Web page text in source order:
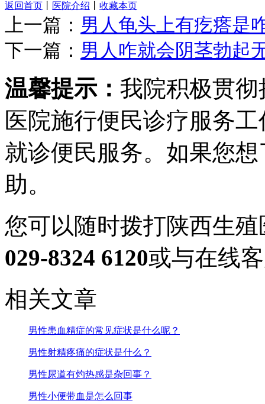
返回首页 医院介绍 收藏本页
上一篇： 男人龟头上有疙瘩是
下一篇： 男人咋就会阴茎勃起
温馨提示： 我院积极贯
医院施行便民诊疗服务
就诊便民服务。如果您
助。
您可以随时拨打陕西生
029-8324 6120或与在线
相关文章
男性患血精症的常见症状是什么呢？
男性射精疼痛的症状是什么？
男性尿道有灼热感是杂回事？
男性小便带血是怎么回事